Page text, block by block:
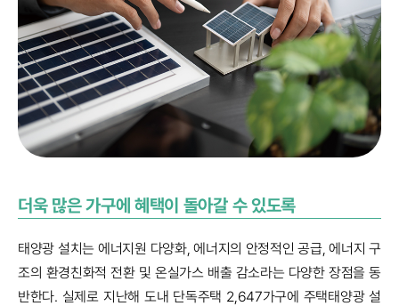
더욱 많은 가구에 혜택이 돌아갈 수 있도록
태양광 설치는 에너지원 다양화, 에너지의 안정적인 공급, 에너지 구
조의 환경친화적 전환 및 온실가스 배출 감소라는 다양한 장점을 동
반한다. 실제로 지난해 도내 단독주택 2,647가구에 주택태양광 설